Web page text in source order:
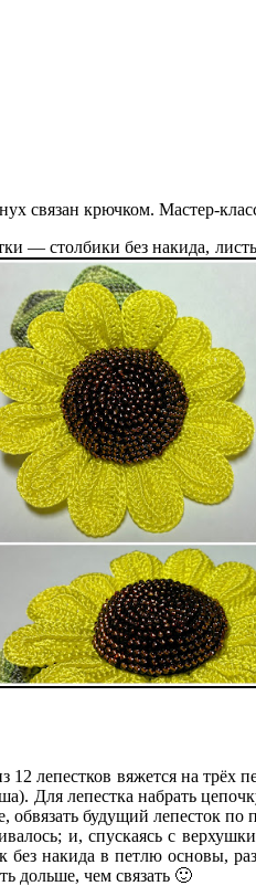
связан крючком. Мастер-
— столбики без накида,
лепестков вяжется на
Для лепестка набрать
будущий лепесток
и, спускаясь с
накида в петлю основы,
дольше, чем связать 🙂